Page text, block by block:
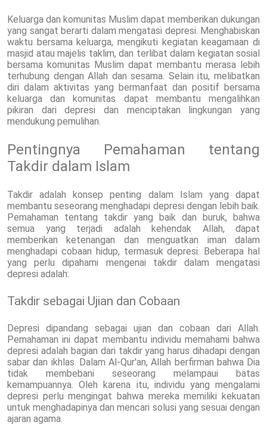
Keluarga dan komunitas Muslim dapat memberikan dukungan
yang sangat berarti dalam mengatasi depresi. Menghabiskan
waktu bersama keluarga, mengikuti kegiatan keagamaan di
masjid atau majelis taklim, dan terlibat dalam kegiatan sosial
bersama komunitas Muslim dapat membantu merasa lebih
terhubung dengan Allah dan sesama. Selain itu, melibatkan
diri dalam aktivitas yang bermanfaat dan positif bersama
keluarga dan komunitas dapat membantu mengalihkan
pikiran dari depresi dan menciptakan lingkungan yang
mendukung pemulihan.
Pentingnya Pemahaman tentang
Takdir dalam Islam
Takdir adalah konsep penting dalam Islam yang dapat
membantu seseorang menghadapi depresi dengan lebih baik.
Pemahaman tentang takdir yang baik dan buruk, bahwa
semua yang terjadi adalah kehendak Allah, dapat
memberikan ketenangan dan menguatkan iman dalam
menghadapi cobaan hidup, termasuk depresi. Beberapa hal
yang perlu dipahami mengenai takdir dalam mengatasi
depresi adalah:
Takdir sebagai Ujian dan Cobaan
Depresi dipandang sebagai ujian dan cobaan dari Allah.
Pemahaman ini dapat membantu individu memahami bahwa
depresi adalah bagian dari takdir yang harus dihadapi dengan
sabar dan ikhlas. Dalam Al-Qur'an, Allah berfirman bahwa Dia
tidak membebani seseorang melampaui batas
kemampuannya. Oleh karena itu, individu yang mengalami
depresi perlu mengingat bahwa mereka memiliki kekuatan
untuk menghadapinya dan mencari solusi yang sesuai dengan
ajaran agama.